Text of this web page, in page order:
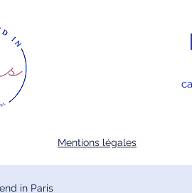
Mentions légales
in Paris